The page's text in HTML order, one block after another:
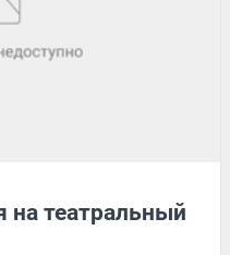
на театральный